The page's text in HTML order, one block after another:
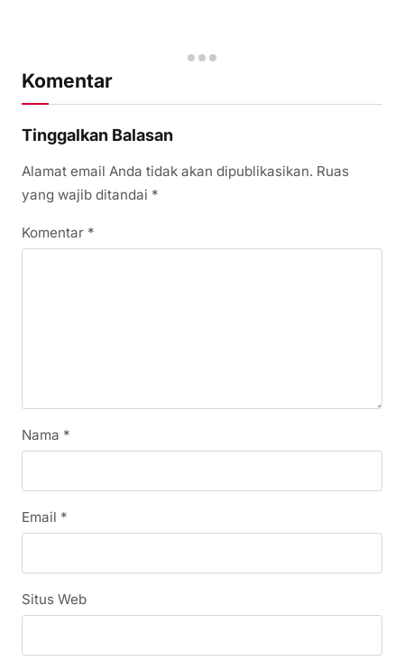
Komentar
Tinggalkan Balasan
Alamat email Anda tidak akan dipublikasikan. Ruas
yang wajib ditandai *
Komentar *
Nama *
Email *
Situs Web